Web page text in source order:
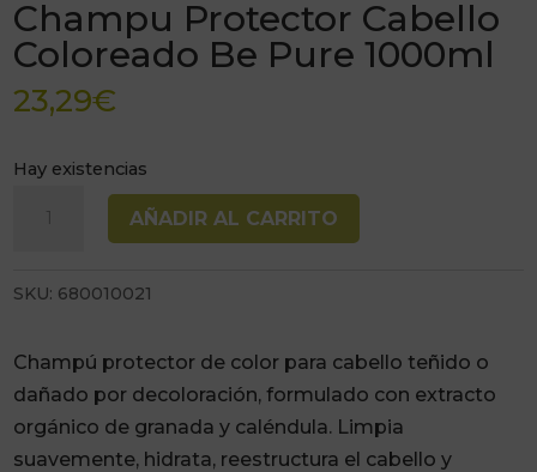
Champu Protector Cabello
Coloreado Be Pure 1000ml
23,29€
Hay existencias
Coloreado
Pure
1000ml
cantidad
AÑADIR AL CARRITO
SKU: 680010021
Champú protector de color para cabello teñido o
dañado por decoloración, formulado con extracto
orgánico de granada y caléndula. Limpia
suavemente, hidrata, reestructura el cabello y